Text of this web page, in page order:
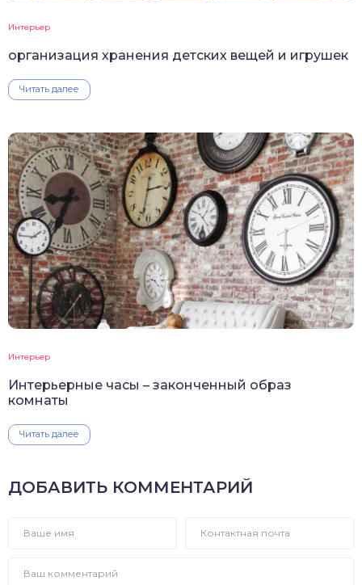
Интерьер
организация хранения детских вещей и игрушек
Читать далее
Интерьер
Интерьерные часы – законченный образ
комнаты
Читать далее
ДОБАВИТЬ КОММЕНТАРИЙ